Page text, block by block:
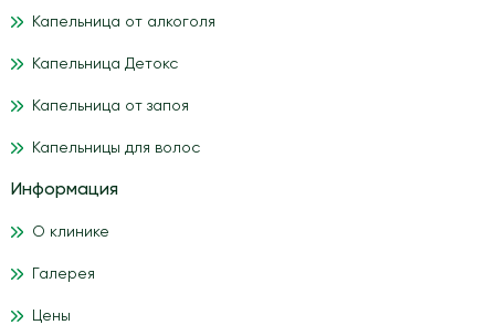
Капельница от алкоголя
Капельница Детокс
Капельница от запоя
Капельницы для волос
Информация
О клинике
Галерея
Цены